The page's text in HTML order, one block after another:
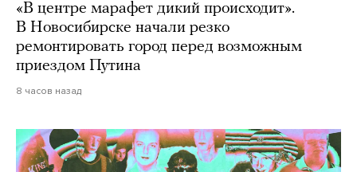
«В центре марафет дикий происходит».
В Новосибирске начали резко
ремонтировать город перед возможным
приездом Путина
8 часов назад